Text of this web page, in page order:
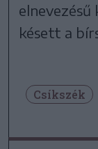
késett a
Csíkszék